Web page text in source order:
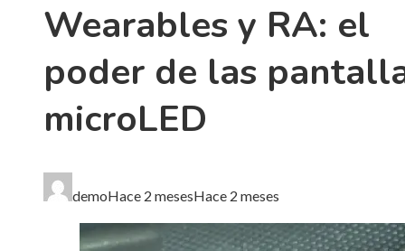
Wearables y RA: el
poder de las
microLED
demoHace 2 mesesHace 2 meses